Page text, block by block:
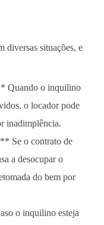
diversas situações, e
Quando o inquilino
o locador pode
inadimplência.
Se o contrato de
a desocupar o
do bem por
o inquilino esteja